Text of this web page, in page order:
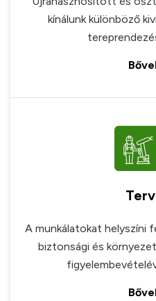
kínálunk különböző
A munkálatokat helyszíni
biztonsági és